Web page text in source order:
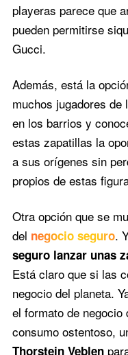
playeras parece que
pueden permitirse
Gucci.
Además, está la
muchos jugadores de
en los barrios y
estas zapatillas la
a sus orígenes sin
propios de estas
Otra opción que se
del negocio seguro.
seguro lanzar unas
Está claro que si las
negocio del planeta.
el formato de negocio
consumo ostentoso,
Thorstein Veblen